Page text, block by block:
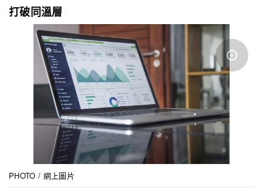
打破同溫層
PHOTO / 網上圖片